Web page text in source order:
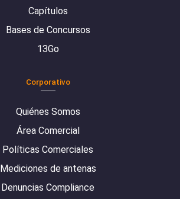
Capítulos
Bases de Concursos
13Go
Corporativo
Quiénes Somos
Área Comercial
Políticas Comerciales
Mediciones de antenas
Denuncias Compliance